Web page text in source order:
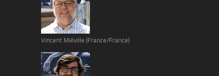
Vincent Miéville (France/France)